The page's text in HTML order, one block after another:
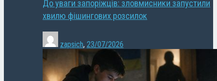
До уваги запоріжців: зловмисники запустили
хвилю фішингових розсилок
zapsich, 23/07/2026